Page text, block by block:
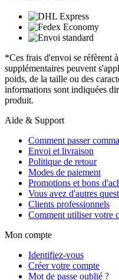
*Ces frais d'envoi se réfèrent
supplémentaires peuvent
poids, de la taille ou des
informations sont indiquées
produit.
Aide & Support
Comment passer
Envoi et livraison
Politique de retour
Modes de paiement
Promotions et bons
Vous avez d'autres
Clients professionnels
Comment utiliser votre
Mon compte
Identifiez-vous
Créer votre compte
Mot de passe oublié ?